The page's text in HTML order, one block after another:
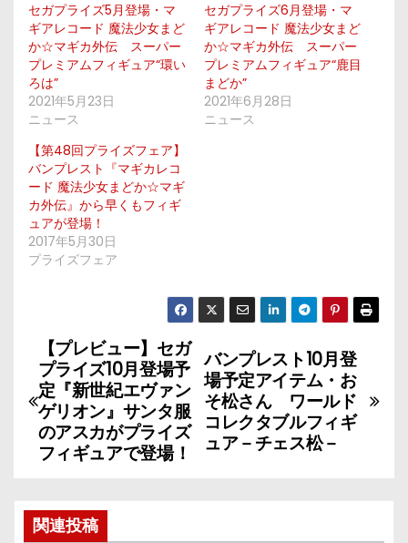
セガプライズ5月登場・マ
ギアレコード 魔法少女まど
か☆マギカ外伝 スーパー
プレミアムフィギュア“環い
ろは”
2021年5月23日
ニュース
セガプライズ6月登場・マ
ギアレコード 魔法少女まど
か☆マギカ外伝 スーパー
プレミアムフィギュア“鹿目
まどか”
2021年6月28日
ニュース
【第48回プライズフェア】
バンプレスト『マギカレコ
ード 魔法少女まどか☆マギ
カ外伝』から早くもフィギ
ュアが登場！
2017年5月30日
プライズフェア
投
稿
ナ
ビ
ゲ
バンプレスト10月登
場予定アイテム・お
そ松さん ワールド
コレクタブルフィギ
ュア－チェス松－
【プレビュー】セガ
プライズ10月登場予
定『新世紀エヴァン
ゲリオン』サンタ服
のアスカがプライズ
フィギュアで登場！
関連投稿